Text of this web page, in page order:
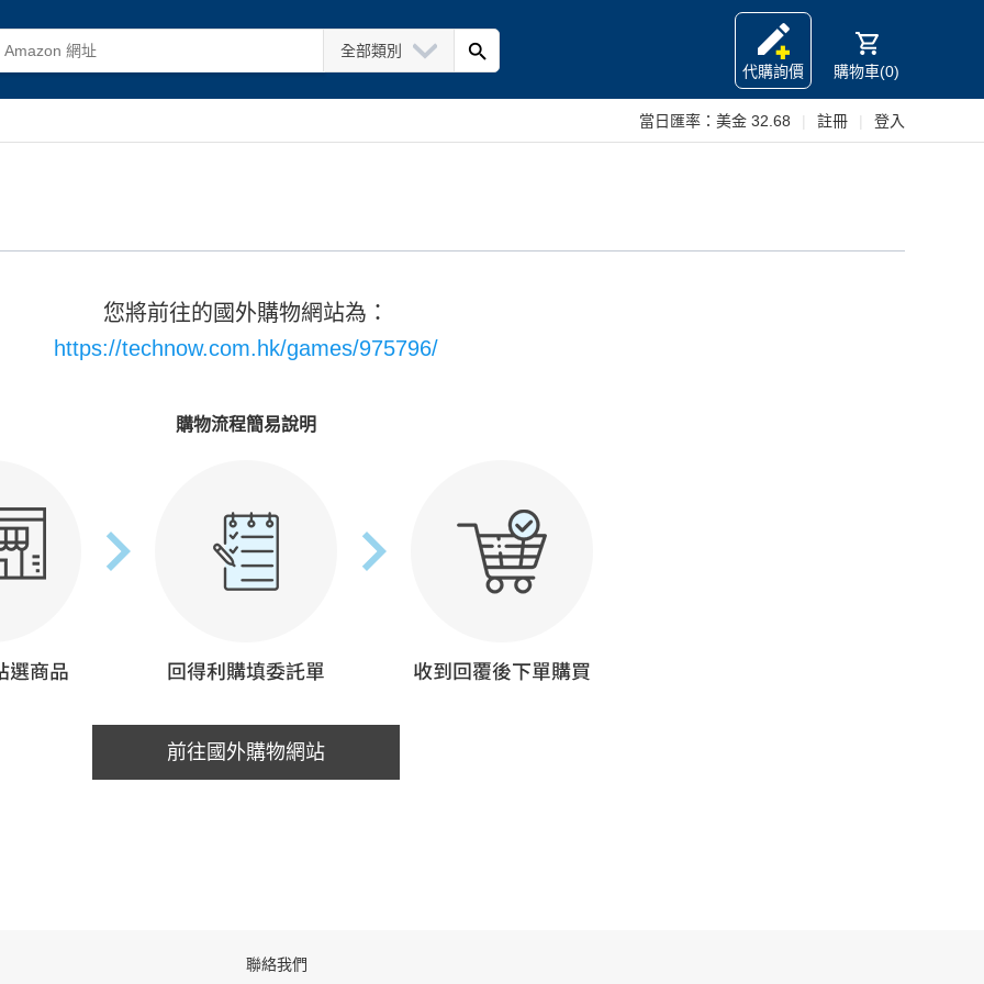
全部類別
代購詢價
購物車(0)
當日匯率： 美金 32.68 註冊 登入
您將前往的國外購物網站為：
https://technow.com.hk/games/975796/
購物流程簡易說明
前往國外購物網站
聯絡我們